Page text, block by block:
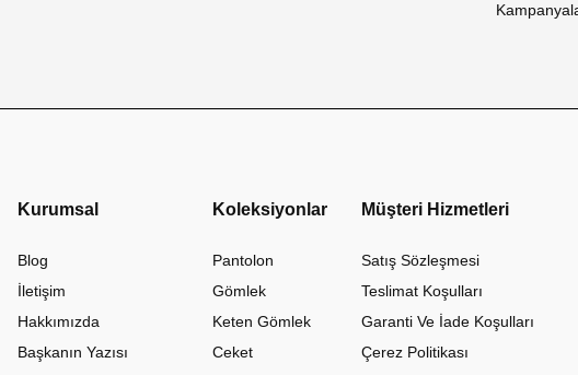
Kurumsal
Blog
İletişim
Hakkımızda
Başkanın Yazısı
Koleksiyonlar
Pantolon
Gömlek
Keten Gömlek
Ceket
Müşteri Hizmetleri
Satış Sözleşmesi
Teslimat Koşulları
Garanti Ve İade Koşulları
Çerez Politikası